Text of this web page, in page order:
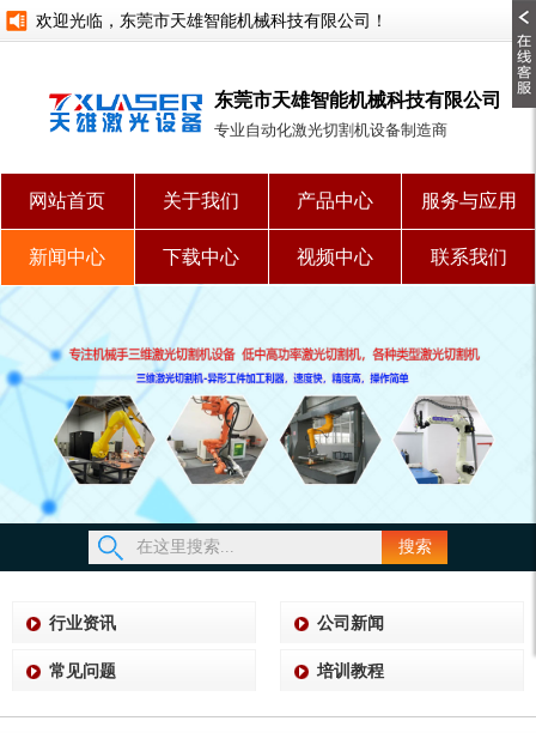
欢迎光临，东莞市天雄智能机械科技有限公司！
东莞市天雄智能机械科技有限公司
专业自动化激光切割机设备制造商
网站首页 关于我们 产品中心 服务与应用
新闻中心 下载中心 视频中心 联系我们
搜索
行业资讯 公司新闻
常见问题 培训教程